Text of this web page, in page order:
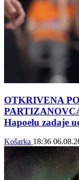
OTKRIVENA
Hapoelu zadaje
Košarka 18:36